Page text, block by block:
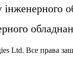
Ltd. Все права